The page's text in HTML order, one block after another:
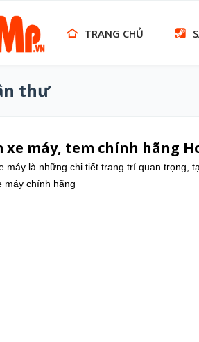
TRANG CHỦ
thư
xe máy, tem chính hãng
máy là những chi tiết trang trí quan trọng,
máy chính hãng